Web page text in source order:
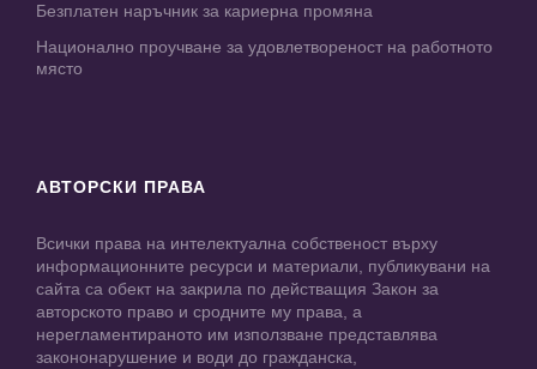
Безплатен наръчник за кариерна промяна
Национално проучване за удовлетвореност на работното
място
АВТОРСКИ ПРАВА
Всички права на интелектуална собственост върху
информационните ресурси и материали, публикувани на
сайта са обект на закрила по действащия Закон за
авторското право и сродните му права, а
нерегламентираното им използване представлява
закононарушение и води до гражданска,